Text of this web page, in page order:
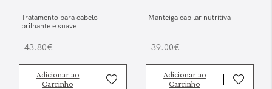
Tratamento para cabelo
brilhante e suave
43.80€
Adicionar ao
Carrinho
Manteiga capilar nutritiva
39.00€
Adicionar ao
Carrinho